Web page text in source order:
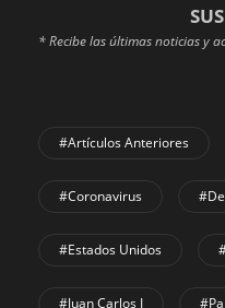
* Recibe las últimas noticias y
#Artículos Anteriores
#coronavirus
#Estados Unidos
#Juan Carlos I